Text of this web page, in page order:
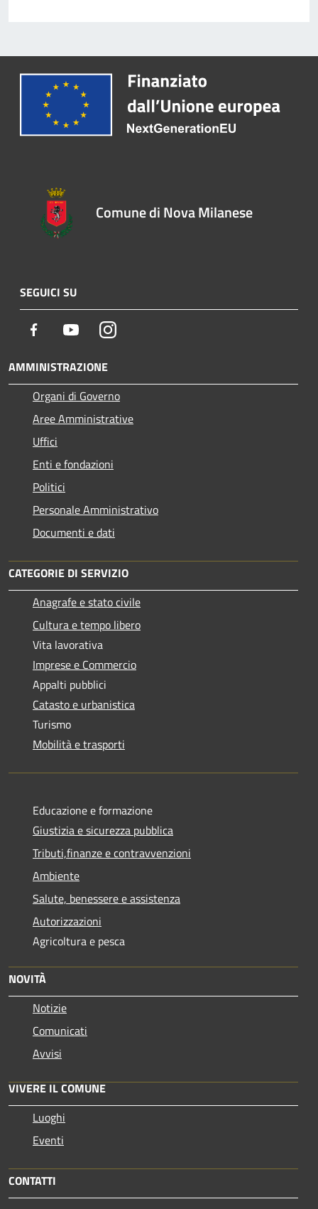
Comune di Nova Milanese
SEGUICI SU
Facebook YoutubeInstagram
AMMINISTRAZIONE
Organi di Governo
Aree Amministrative
Uffici
Enti e fondazioni
Politici
Personale Amministrativo
Documenti e dati
CATEGORIE DI SERVIZIO
Anagrafe e stato civile
Cultura e tempo libero
Vita lavorativa
Imprese e Commercio
Appalti pubblici
Catasto e urbanistica
Turismo
Mobilità e trasporti
Educazione e formazione
Giustizia e sicurezza pubblica
Tributi,finanze e contravvenzioni
Ambiente
Salute, benessere e assistenza
Autorizzazioni
Agricoltura e pesca
NOVITÀ
Notizie
Comunicati
Avvisi
VIVERE IL COMUNE
Luoghi
Eventi
CONTATTI